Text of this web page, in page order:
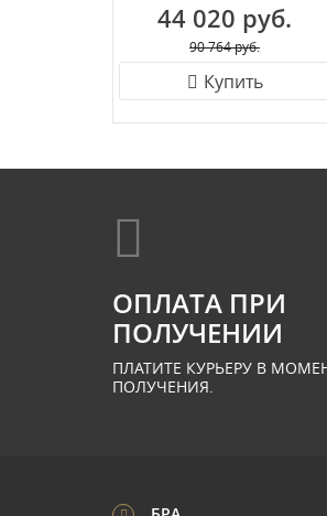
44 020 руб.
90 764 руб.
Купить
ОПЛАТА ПРИ
ПОЛУЧЕНИИ
ПЛАТИТЕ КУРЬЕРУ В
ПОЛУЧЕНИЯ.